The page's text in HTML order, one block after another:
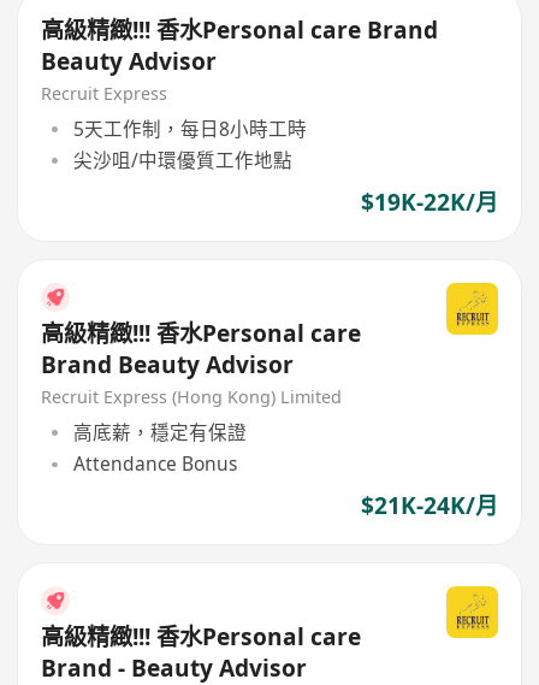
高級精緻!!! 香水Personal care Brand
Beauty Advisor
Recruit Express
5天工作制，每日8小時工時
尖沙咀/中環優質工作地點
$19K-22K/月
高級精緻!!! 香水Personal care
Brand Beauty Advisor
Recruit Express (Hong Kong) Limited
高底薪，穩定有保證
Attendance Bonus
$21K-24K/月
高級精緻!!! 香水Personal care
Brand - Beauty Advisor